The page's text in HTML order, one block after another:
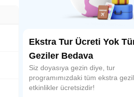
Ekstra Tur Ücreti Yok
Geziler Bedava
Siz doyasıya gezin diye, tur
programımızdaki tüm ekstra
etkinlikler ücretsizdir!